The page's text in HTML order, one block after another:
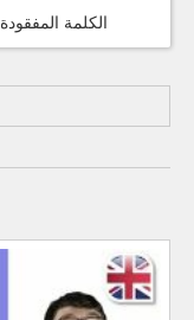
الكلمة المفقودة